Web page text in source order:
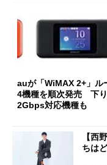
auが「WiMAX 2+」ル
4機種を順次発売 下
2Gbps対応機種も
【西
ちは